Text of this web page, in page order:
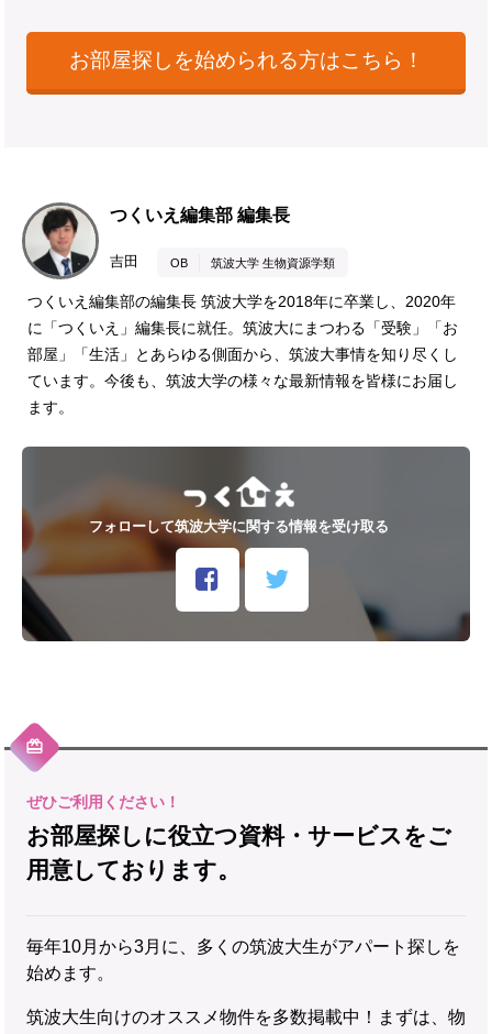
お部屋探しを始められる方はこちら！
つくいえ編集部 編集長
吉田 OB 筑波大学 生物資源学類
つくいえ編集部の編集長 筑波大学を2018年に卒業し、2020年
に「つくいえ」編集長に就任。筑波大にまつわる「受験」「お
部屋」「生活」とあらゆる側面から、筑波大事情を知り尽くし
ています。今後も、筑波大学の様々な最新情報を皆様にお届し
ます。
フォローして筑波大学に関する情報を受け取る
お部屋探しに役立つ資料・サービスをご
用意しております。
毎年10月から3月に、多くの筑波大生がアパート探しを
始めます。
筑波大生向けのオススメ物件を多数掲載中！まずは、物